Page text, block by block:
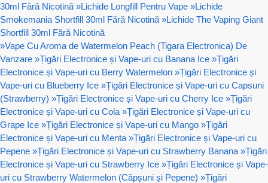
30ml Fără Nicotină »Lichide Longfill Pentru Vape »Lichide
Smokemania Shortfill 30ml Fără Nicotină »Lichide The Vaping Giant
Shortfill 30ml Fără Nicotină
»Vape Cu Aroma de Watermelon Peach (Tigara Electronica) De
Vanzare »Țigări Electronice și Vape-uri cu Banana Ice »Țigări
Electronice și Vape-uri cu Berry Watermelon »Țigări Electronice și
Vape-uri cu Blueberry Ice »Țigări Electronice și Vape-uri cu Capsuni
(Strawberry) »Țigări Electronice și Vape-uri cu Cherry Ice »Țigări
Electronice și Vape-uri cu Cola »Țigări Electronice și Vape-uri cu
Grape Ice »Țigări Electronice și Vape-uri cu Mango »Țigări
Electronice și Vape-uri cu Menta »Țigări Electronice și Vape-uri cu
Pepene »Țigări Electronice și Vape-uri cu Strawberry Banana »Țigări
Electronice și Vape-uri cu Strawberry Ice »Țigări Electronice și Vape-
uri cu Strawberry Watermelon (Căpșuni și Pepene) »Țigări